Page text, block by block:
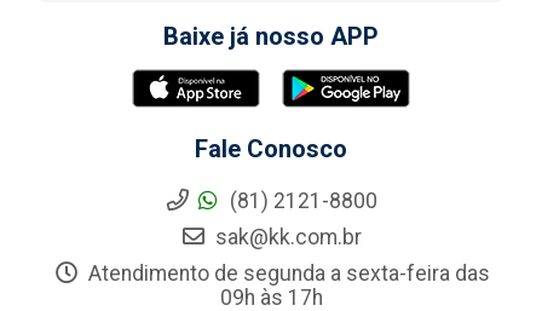
Baixe já nosso APP
Fale Conosco
(81) 2121-8800
sak@kk.com.br
Atendimento de segunda a sexta-feira das
09h às 17h